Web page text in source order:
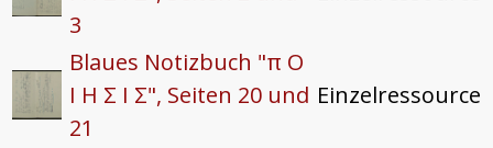
3
Blaues Notizbuch "π O
I H Σ I Σ", Seiten 20 und
21
Einzelressource